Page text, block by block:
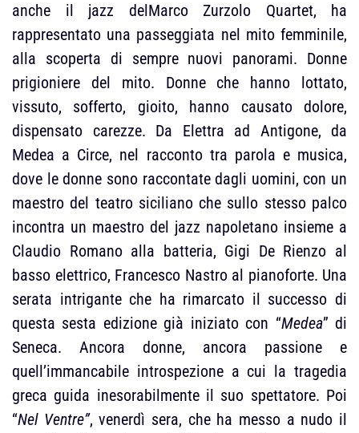
anche il jazz delMarco Zurzolo Quartet, ha
rappresentato una passeggiata nel mito femminile,
alla scoperta di sempre nuovi panorami. Donne
prigioniere del mito. Donne che hanno lottato,
vissuto, sofferto, gioito, hanno causato dolore,
dispensato carezze. Da Elettra ad Antigone, da
Medea a Circe, nel racconto tra parola e musica,
dove le donne sono raccontate dagli uomini, con un
maestro del teatro siciliano che sullo stesso palco
incontra un maestro del jazz napoletano insieme a
Claudio Romano alla batteria, Gigi De Rienzo al
basso elettrico, Francesco Nastro al pianoforte. Una
serata intrigante che ha rimarcato il successo di
questa sesta edizione già iniziato con “Medea” di
Seneca. Ancora donne, ancora passione e
quell’immancabile introspezione a cui la tragedia
greca guida inesorabilmente il suo spettatore. Poi
“Nel Ventre”, venerdì sera, che ha messo a nudo il